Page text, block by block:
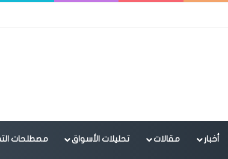
أخبار مقالات تحليلات الأسواق مصطلحات